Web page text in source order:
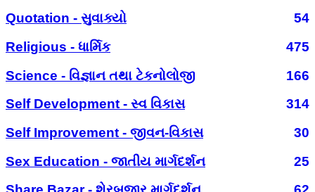
Quotation - સુવાક્યો
54
Religious - ધાર્મિક
475
Science - વિજ્ઞાન તથા ટેકનોલોજી
166
Self Development - સ્વ વિકાસ
314
Self Improvement - જીવન-વિકાસ
30
Sex Education - જાતીય માર્ગદર્શન
25